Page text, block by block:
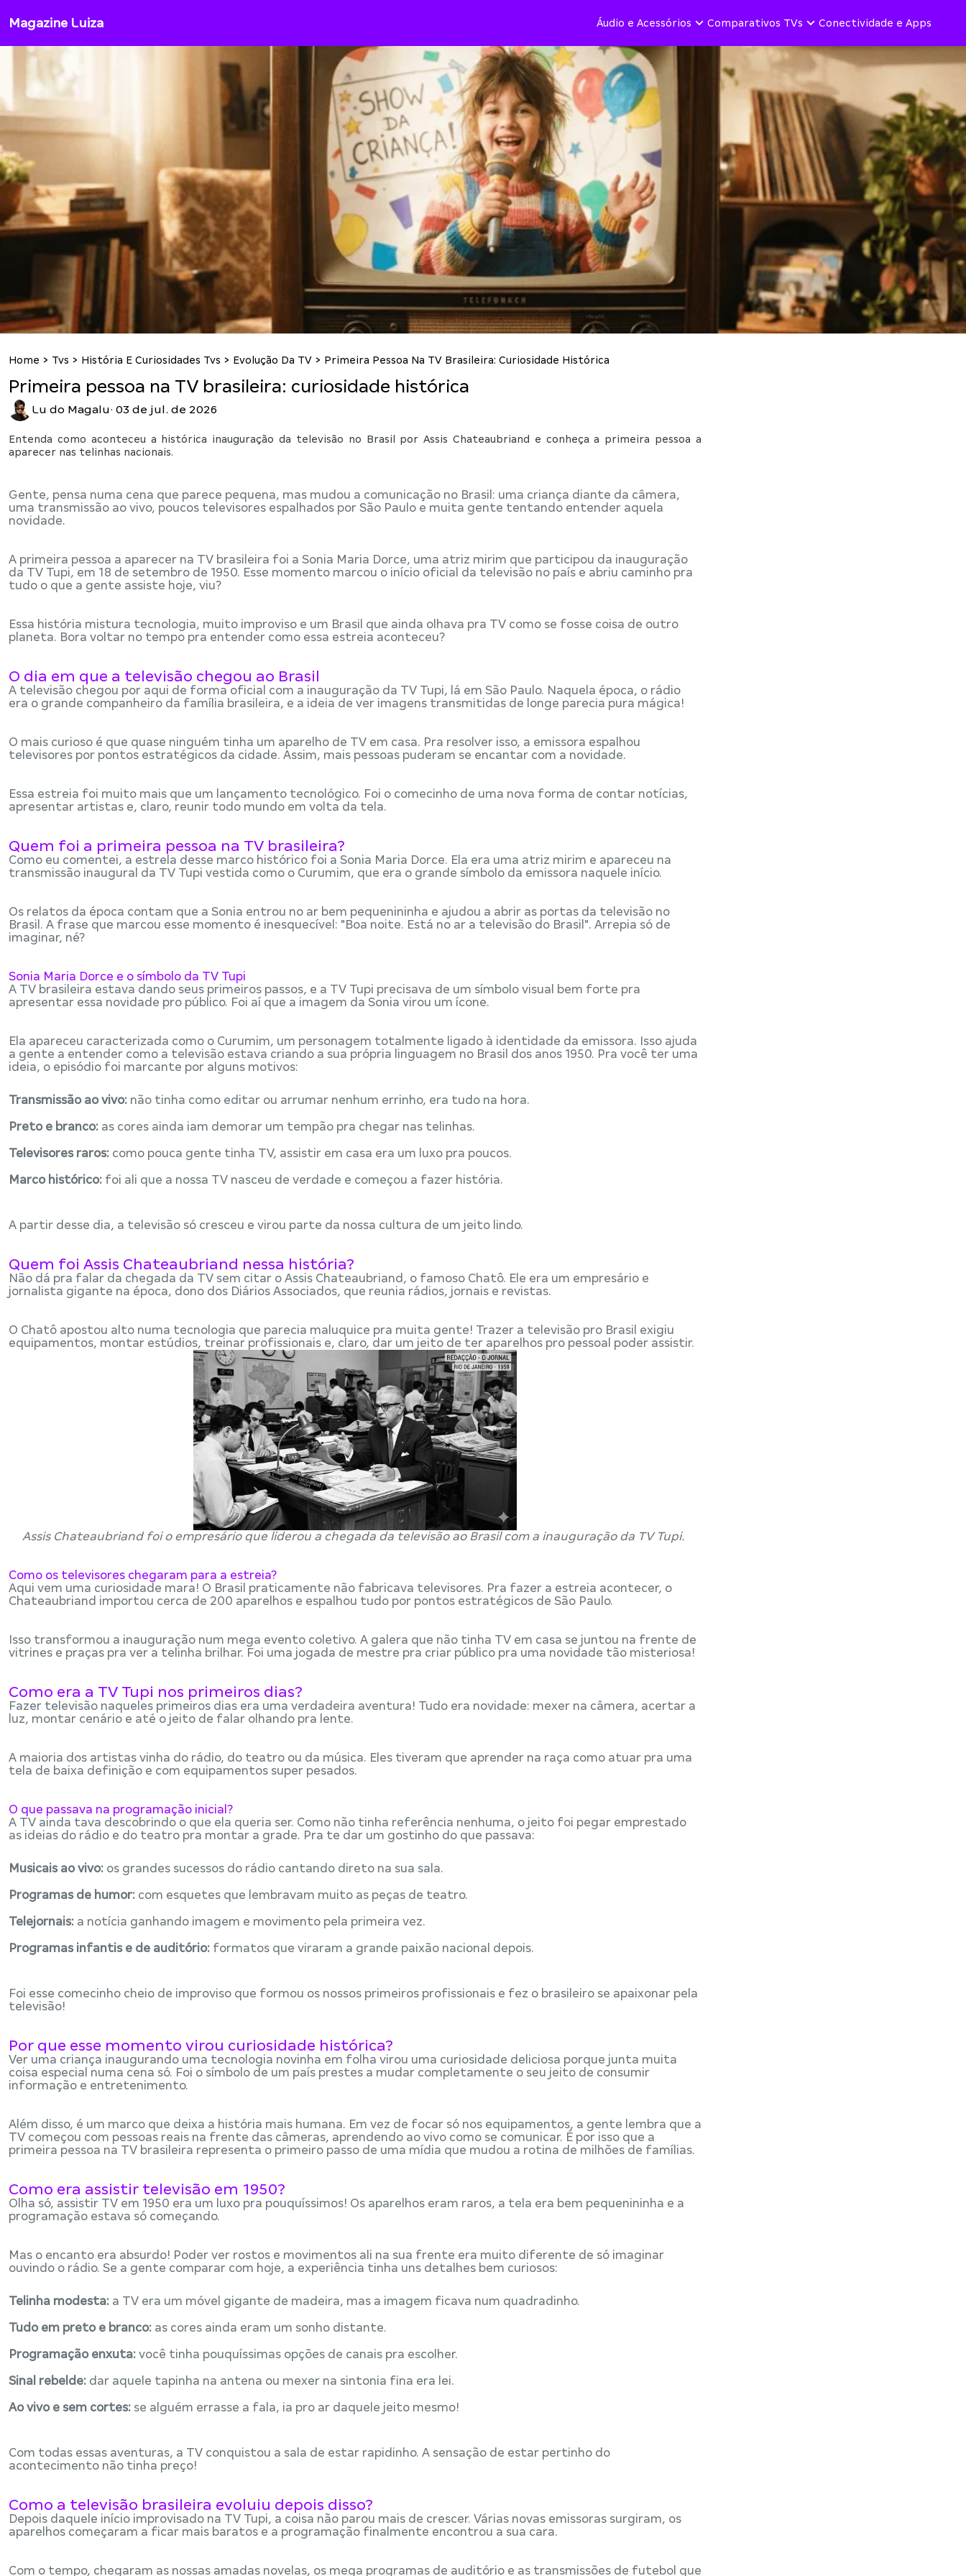
Magazine Luiza Áudio e Acessórios Comparativos TVs Conectividade e Apps
Home > Tvs > História E Curiosidades Tvs > Evolução Da TV > Primeira Pessoa Na TV Brasileira: Curiosidade Histórica
Primeira pessoa na TV brasileira: curiosidade histórica
Lu do Magalu· 03 de jul. de 2026
Entenda como aconteceu a histórica inauguração da televisão no Brasil por Assis Chateaubriand e conheça a primeira pessoa a
aparecer nas telinhas nacionais.
Gente, pensa numa cena que parece pequena, mas mudou a comunicação no Brasil: uma criança diante da câmera,
uma transmissão ao vivo, poucos televisores espalhados por São Paulo e muita gente tentando entender aquela
novidade.
A primeira pessoa a aparecer na TV brasileira foi a Sonia Maria Dorce, uma atriz mirim que participou da inauguração
da TV Tupi, em 18 de setembro de 1950. Esse momento marcou o início oficial da televisão no país e abriu caminho pra
tudo o que a gente assiste hoje, viu?
Essa história mistura tecnologia, muito improviso e um Brasil que ainda olhava pra TV como se fosse coisa de outro
planeta. Bora voltar no tempo pra entender como essa estreia aconteceu?
O dia em que a televisão chegou ao Brasil
A televisão chegou por aqui de forma oficial com a inauguração da TV Tupi, lá em São Paulo. Naquela época, o rádio
era o grande companheiro da família brasileira, e a ideia de ver imagens transmitidas de longe parecia pura mágica!
O mais curioso é que quase ninguém tinha um aparelho de TV em casa. Pra resolver isso, a emissora espalhou
televisores por pontos estratégicos da cidade. Assim, mais pessoas puderam se encantar com a novidade.
Essa estreia foi muito mais que um lançamento tecnológico. Foi o comecinho de uma nova forma de contar notícias,
apresentar artistas e, claro, reunir todo mundo em volta da tela.
Quem foi a primeira pessoa na TV brasileira?
Como eu comentei, a estrela desse marco histórico foi a Sonia Maria Dorce. Ela era uma atriz mirim e apareceu na
transmissão inaugural da TV Tupi vestida como o Curumim, que era o grande símbolo da emissora naquele início.
Os relatos da época contam que a Sonia entrou no ar bem pequenininha e ajudou a abrir as portas da televisão no
Brasil. A frase que marcou esse momento é inesquecível: "Boa noite. Está no ar a televisão do Brasil". Arrepia só de
imaginar, né?
Sonia Maria Dorce e o símbolo da TV Tupi
A TV brasileira estava dando seus primeiros passos, e a TV Tupi precisava de um símbolo visual bem forte pra
apresentar essa novidade pro público. Foi aí que a imagem da Sonia virou um ícone.
Ela apareceu caracterizada como o Curumim, um personagem totalmente ligado à identidade da emissora. Isso ajuda
a gente a entender como a televisão estava criando a sua própria linguagem no Brasil dos anos 1950. Pra você ter uma
ideia, o episódio foi marcante por alguns motivos:
Transmissão ao vivo: não tinha como editar ou arrumar nenhum errinho, era tudo na hora.
Preto e branco: as cores ainda iam demorar um tempão pra chegar nas telinhas.
Televisores raros: como pouca gente tinha TV, assistir em casa era um luxo pra poucos.
Marco histórico: foi ali que a nossa TV nasceu de verdade e começou a fazer história.
A partir desse dia, a televisão só cresceu e virou parte da nossa cultura de um jeito lindo.
Quem foi Assis Chateaubriand nessa história?
Não dá pra falar da chegada da TV sem citar o Assis Chateaubriand, o famoso Chatô. Ele era um empresário e
jornalista gigante na época, dono dos Diários Associados, que reunia rádios, jornais e revistas.
O Chatô apostou alto numa tecnologia que parecia maluquice pra muita gente! Trazer a televisão pro Brasil exigiu
equipamentos, montar estúdios, treinar profissionais e, claro, dar um jeito de ter aparelhos pro pessoal poder assistir.
Assis Chateaubriand foi o empresário que liderou a chegada da televisão ao Brasil com a inauguração da TV Tupi.
Como os televisores chegaram para a estreia?
Aqui vem uma curiosidade mara! O Brasil praticamente não fabricava televisores. Pra fazer a estreia acontecer, o
Chateaubriand importou cerca de 200 aparelhos e espalhou tudo por pontos estratégicos de São Paulo.
Isso transformou a inauguração num mega evento coletivo. A galera que não tinha TV em casa se juntou na frente de
vitrines e praças pra ver a telinha brilhar. Foi uma jogada de mestre pra criar público pra uma novidade tão misteriosa!
Como era a TV Tupi nos primeiros dias?
Fazer televisão naqueles primeiros dias era uma verdadeira aventura! Tudo era novidade: mexer na câmera, acertar a
luz, montar cenário e até o jeito de falar olhando pra lente.
A maioria dos artistas vinha do rádio, do teatro ou da música. Eles tiveram que aprender na raça como atuar pra uma
tela de baixa definição e com equipamentos super pesados.
O que passava na programação inicial?
A TV ainda tava descobrindo o que ela queria ser. Como não tinha referência nenhuma, o jeito foi pegar emprestado
as ideias do rádio e do teatro pra montar a grade. Pra te dar um gostinho do que passava:
Musicais ao vivo: os grandes sucessos do rádio cantando direto na sua sala.
Programas de humor: com esquetes que lembravam muito as peças de teatro.
Telejornais: a notícia ganhando imagem e movimento pela primeira vez.
Programas infantis e de auditório: formatos que viraram a grande paixão nacional depois.
Foi esse comecinho cheio de improviso que formou os nossos primeiros profissionais e fez o brasileiro se apaixonar pela
televisão!
Por que esse momento virou curiosidade histórica?
Ver uma criança inaugurando uma tecnologia novinha em folha virou uma curiosidade deliciosa porque junta muita
coisa especial numa cena só. Foi o símbolo de um país prestes a mudar completamente o seu jeito de consumir
informação e entretenimento.
Além disso, é um marco que deixa a história mais humana. Em vez de focar só nos equipamentos, a gente lembra que a
TV começou com pessoas reais na frente das câmeras, aprendendo ao vivo como se comunicar. É por isso que a
primeira pessoa na TV brasileira representa o primeiro passo de uma mídia que mudou a rotina de milhões de famílias.
Como era assistir televisão em 1950?
Olha só, assistir TV em 1950 era um luxo pra pouquíssimos! Os aparelhos eram raros, a tela era bem pequenininha e a
programação estava só começando.
Mas o encanto era absurdo! Poder ver rostos e movimentos ali na sua frente era muito diferente de só imaginar
ouvindo o rádio. Se a gente comparar com hoje, a experiência tinha uns detalhes bem curiosos:
Telinha modesta: a TV era um móvel gigante de madeira, mas a imagem ficava num quadradinho.
Tudo em preto e branco: as cores ainda eram um sonho distante.
Programação enxuta: você tinha pouquíssimas opções de canais pra escolher.
Sinal rebelde: dar aquele tapinha na antena ou mexer na sintonia fina era lei.
Ao vivo e sem cortes: se alguém errasse a fala, ia pro ar daquele jeito mesmo!
Com todas essas aventuras, a TV conquistou a sala de estar rapidinho. A sensação de estar pertinho do
acontecimento não tinha preço!
Como a televisão brasileira evoluiu depois disso?
Depois daquele início improvisado na TV Tupi, a coisa não parou mais de crescer. Várias novas emissoras surgiram, os
aparelhos começaram a ficar mais baratos e a programação finalmente encontrou a sua cara.
Com o tempo, chegaram as nossas amadas novelas, os mega programas de auditório e as transmissões de futebol que